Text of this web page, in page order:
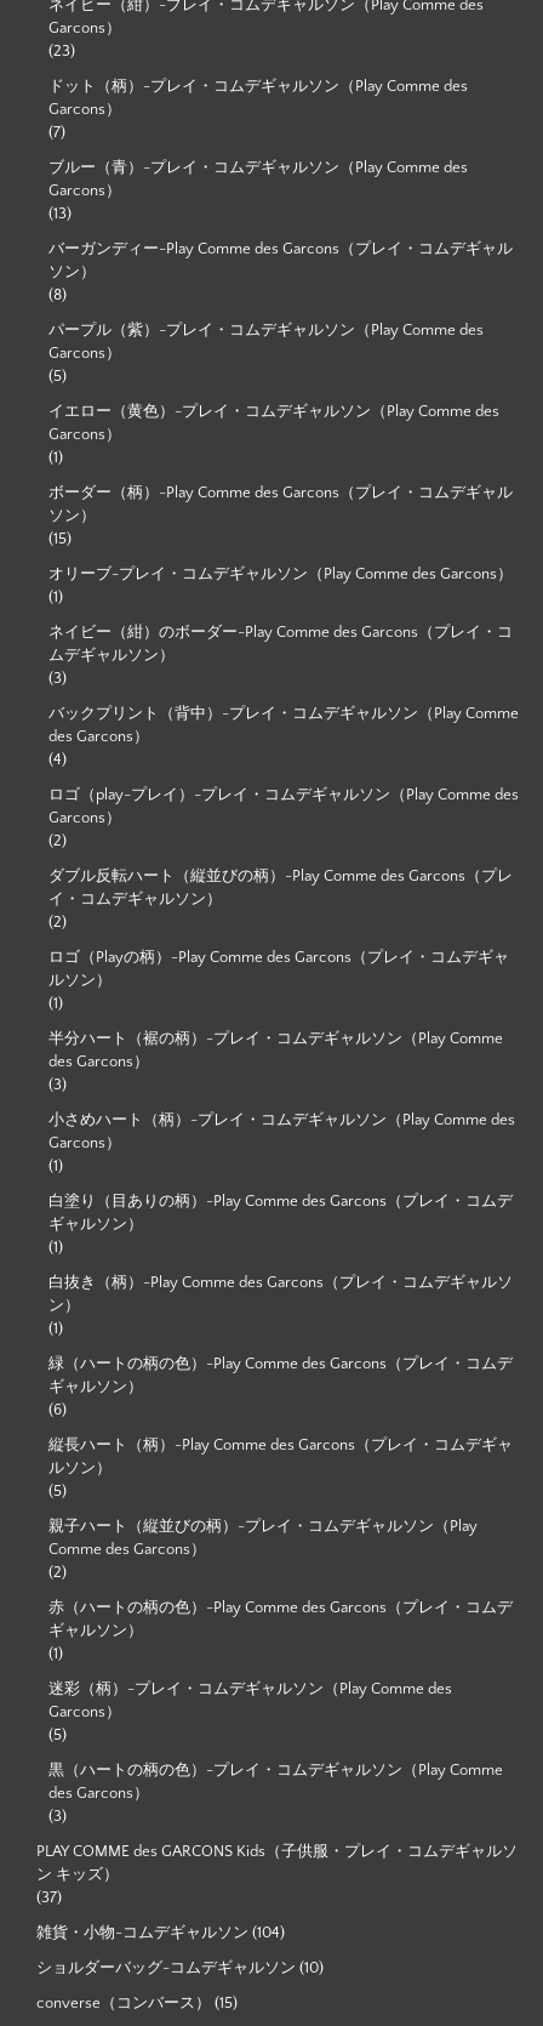
ネイビー（紺）-プレイ・コムデギャルソン（Play Comme des
Garcons）
(23)
ドット（柄）-プレイ・コムデギャルソン（Play Comme des
Garcons）
(7)
ブルー（青）-プレイ・コムデギャルソン（Play Comme des
Garcons）
(13)
バーガンディー-Play Comme des Garcons（プレイ・コムデギャル
ソン）
(8)
パープル（紫）-プレイ・コムデギャルソン（Play Comme des
Garcons）
(5)
イエロー（黄色）-プレイ・コムデギャルソン（Play Comme des
Garcons）
(1)
ボーダー（柄）-Play Comme des Garcons（プレイ・コムデギャル
ソン）
(15)
オリーブ-プレイ・コムデギャルソン（Play Comme des Garcons）
(1)
ネイビー（紺）のボーダー-Play Comme des Garcons（プレイ・コ
ムデギャルソン）
(3)
バックプリント（背中）-プレイ・コムデギャルソン（Play Comme
des Garcons）
(4)
ロゴ（play-プレイ）-プレイ・コムデギャルソン（Play Comme des
Garcons）
(2)
ダブル反転ハート（縦並びの柄）-Play Comme des Garcons（プレ
イ・コムデギャルソン）
(2)
ロゴ（Playの柄）-Play Comme des Garcons（プレイ・コムデギャ
ルソン）
(1)
半分ハート（裾の柄）-プレイ・コムデギャルソン（Play Comme
des Garcons）
(3)
小さめハート（柄）-プレイ・コムデギャルソン（Play Comme des
Garcons）
(1)
白塗り（目ありの柄）-Play Comme des Garcons（プレイ・コムデ
ギャルソン）
(1)
白抜き（柄）-Play Comme des Garcons（プレイ・コムデギャルソ
ン）
(1)
緑（ハートの柄の色）-Play Comme des Garcons（プレイ・コムデ
ギャルソン）
(6)
縦長ハート（柄）-Play Comme des Garcons（プレイ・コムデギャ
ルソン）
(5)
親子ハート（縦並びの柄）-プレイ・コムデギャルソン（Play
Comme des Garcons）
(2)
赤（ハートの柄の色）-Play Comme des Garcons（プレイ・コムデ
ギャルソン）
(1)
迷彩（柄）-プレイ・コムデギャルソン（Play Comme des
Garcons）
(5)
黒（ハートの柄の色）-プレイ・コムデギャルソン（Play Comme
des Garcons）
(3)
PLAY COMME des GARCONS Kids（子供服・プレイ・コムデギャルソ
ン キッズ）
(37)
雑貨・小物-コムデギャルソン (104)
ショルダーバッグ-コムデギャルソン (10)
converse（コンバース） (15)